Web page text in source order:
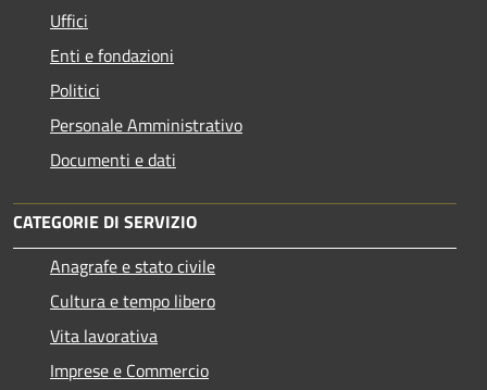
Uffici
Enti e fondazioni
Politici
Personale Amministrativo
Documenti e dati
CATEGORIE DI SERVIZIO
Anagrafe e stato civile
Cultura e tempo libero
Vita lavorativa
Imprese e Commercio